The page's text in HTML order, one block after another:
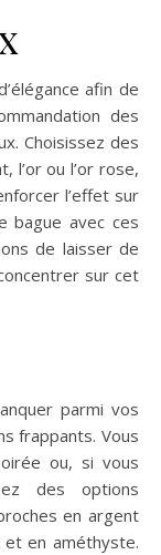
afin de
des
Choisissez des
l’or ou l’or rose,
l’effet sur
bague avec ces
de laisser de
sur cet
parmi vos
frappants. Vous
ou, si vous
des options
en argent
en améthyste.